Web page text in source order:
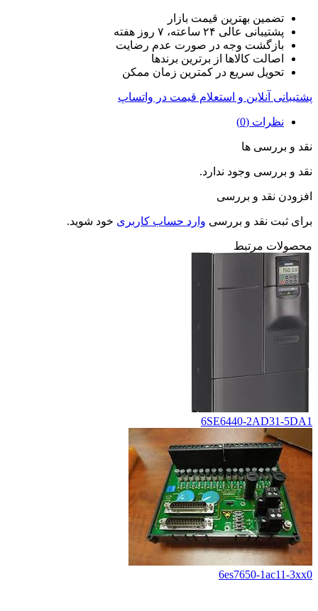
تضمین بهترین قیمت بازار
پشتیبانی عالی ۲۴ ساعته، ۷ روز هفته
بازگشت وجه در صورت عدم رضایت
اصالت کالاها از برترین برندها
تحویل سریع در کمترین زمان ممکن
پشتیبانی آنلاین و استعلام قیمت در واتساپ
نظرات (0)
نقد و بررسی ها
نقد و بررسی وجود ندارد.
افزودن نقد و بررسی
برای ثبت نقد و بررسی وارد حساب کاربری خود شوید.
محصولات مرتبط
6SE6440-2AD31-5DA1
6es7650-1ac11-3xx0